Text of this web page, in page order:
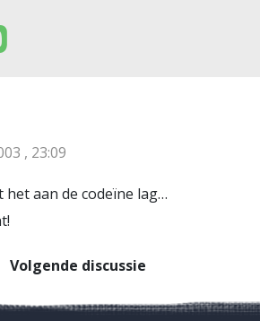
, 23:09
het aan de codeïne lag…
Volgende discussie